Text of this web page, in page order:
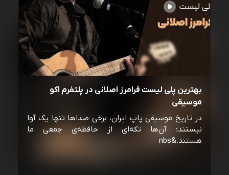
بهترین پلی لیست فرامرز اصلانی در پلتفرم اکو
موسیقی
در تاریخ موسیقی پاپ ایران، برخی صداها تنها یک آوا
نیستند؛ آن‌ها تکه‌ای از حافظه‌ی جمعی ما
هستند.&nbs